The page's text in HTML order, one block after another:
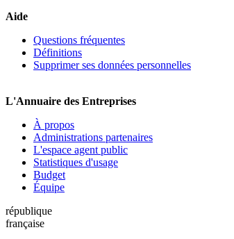
Aide
Questions fréquentes
Définitions
Supprimer ses données personnelles
L'Annuaire des Entreprises
À propos
Administrations partenaires
L'espace agent public
Statistiques d'usage
Budget
Équipe
république
française